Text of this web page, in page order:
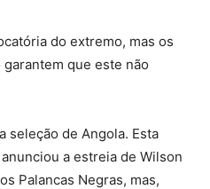
do extremo, mas os
que este não
seleção de Angola. Esta
a estreia de Wilson
Palancas Negras, mas,